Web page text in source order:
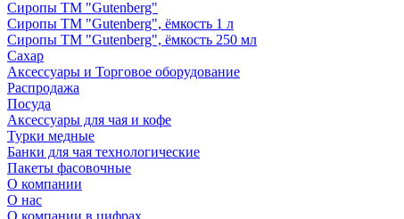
Сиропы ТМ "Gutenberg"
Сиропы ТМ "Gutenberg", ёмкость 1 л
Сиропы ТМ "Gutenberg", ёмкость 250 мл
Сахар
Аксессуары и Торговое оборудование
Распродажа
Посуда
Аксессуары для чая и кофе
Турки медные
Банки для чая технологические
Пакеты фасовочные
О компании
О нас
О компании в цифрах